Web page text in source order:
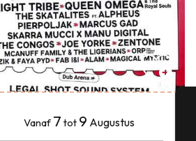
Vanaf 7 tot 9 Augustus